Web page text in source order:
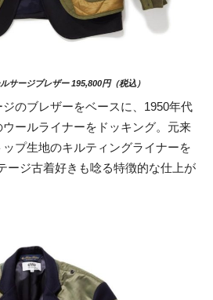
サージブレザー 195,800円（税込）
のブレザーをベースに、1950年代
ールライナーをドッキング。元来
プ生地のキルティングライナーを
ージ古着好きも唸る特徴的な仕上が